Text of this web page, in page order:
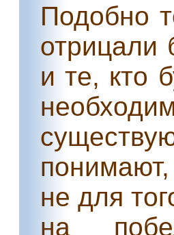
Подобно
отрицали
и те, кто
не для
на